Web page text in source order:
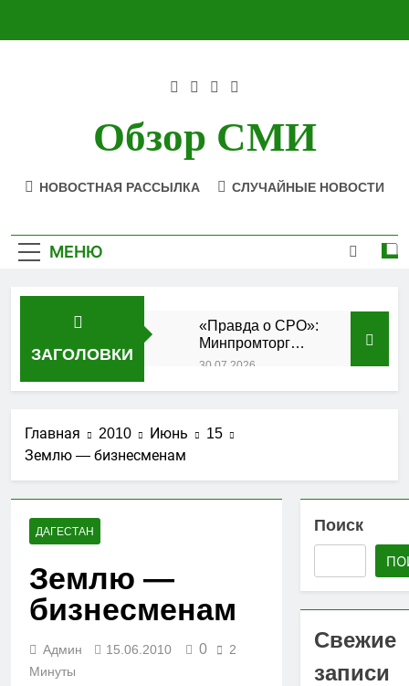
Обзор СМИ
НОВОСТНАЯ РАССЫЛКА СЛУЧАЙНЫЕ НОВОСТИ
МЕНЮ
ЗАГОЛОВКИ
«Правда о СРО»:
Минпромторг
подтвердил
кластера
в Дагестане
30.07.2026
«Гильдия
27.07.2026
порядок ведения
реестров членов
полосы
проводит
мониторинг
обеспечением
19.07.2026
открыли набор
Главная 2010 Июнь
15
Землю — бизнесменам
ДАГЕСТАН
Землю —
бизнесменам
Админ 15.06.2010 0
2
Минуты
Поиск
Свежие
записи